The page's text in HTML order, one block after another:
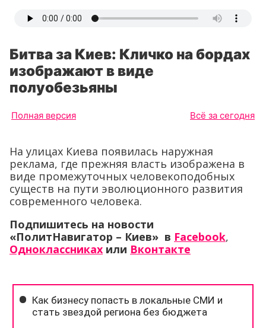
Битва за Киев: Кличко на бордах
изображают в виде
полуобезьяны
Полная версия Всё за сегодня
На улицах Киева появилась наружная
реклама, где прежняя власть изображена в
виде промежуточных человекоподобных
существ на пути эволюционного развития
современного человека.
Подпишитесь на новости
«ПолитНавигатор – Киев» в Facebook,
Одноклассниках или Вконтакте